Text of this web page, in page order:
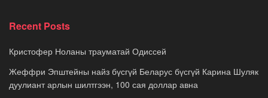
Recent Posts
Кристофер Ноланы трауматай Одиссей
Жеффри Эпштейны найз бүсгүй Беларус бүсгүй Карина Шуляк
дуулиант арлын шилтгээн, 100 сая доллар авна